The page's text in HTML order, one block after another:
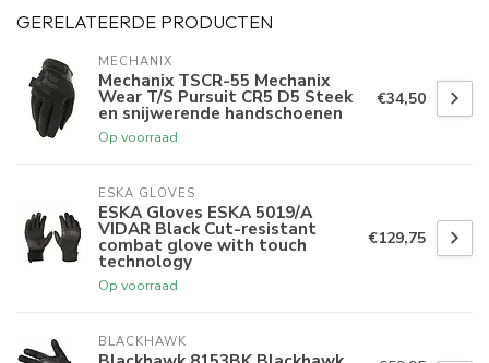
GERELATEERDE PRODUCTEN
MECHANIX
Mechanix TSCR-55 Mechanix
Wear T/S Pursuit CR5 D5 Steek
en snijwerende handschoenen
Op voorraad
€34,50
ESKA GLOVES
ESKA Gloves ESKA 5019/A
VIDAR Black Cut-resistant
combat glove with touch
technology
Op voorraad
€129,75
BLACKHAWK